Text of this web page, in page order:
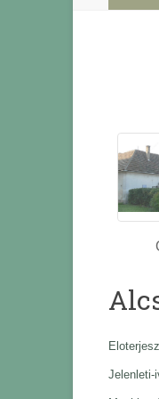
Jelenleti-